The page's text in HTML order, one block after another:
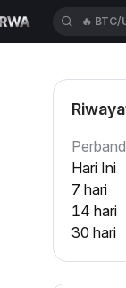
Hari Ini
7 hari
14 hari
30 hari